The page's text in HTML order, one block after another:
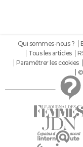
Qui sommes-nous ?
Tous les articles
Paramétrer les cookies